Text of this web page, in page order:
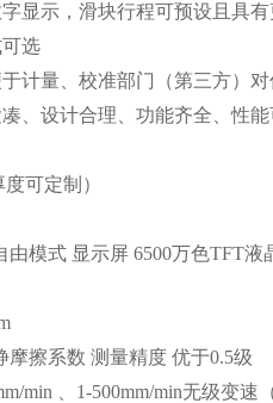
显示，滑块行程可预设且具有
选
计量、校准部门（第三方）
、设计合理、功能齐全、性
可定制）
模式 显示屏 6500万色TFT液
擦系数 测量精度 优于0.5级
min 、1-500mm/min无级变